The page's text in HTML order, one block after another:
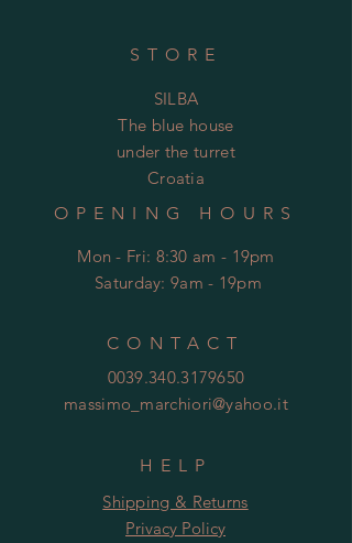
STORE
SILBA
The blue house
under the turret
Croatia
OPENING HOURS
Mon - Fri: 8:30 am - 19pm
Saturday: 9am - 19pm
CONTACT
0039.340.3179650
massimo_marchiori@yahoo.it
HELP
Shipping & Returns
Privacy Policy